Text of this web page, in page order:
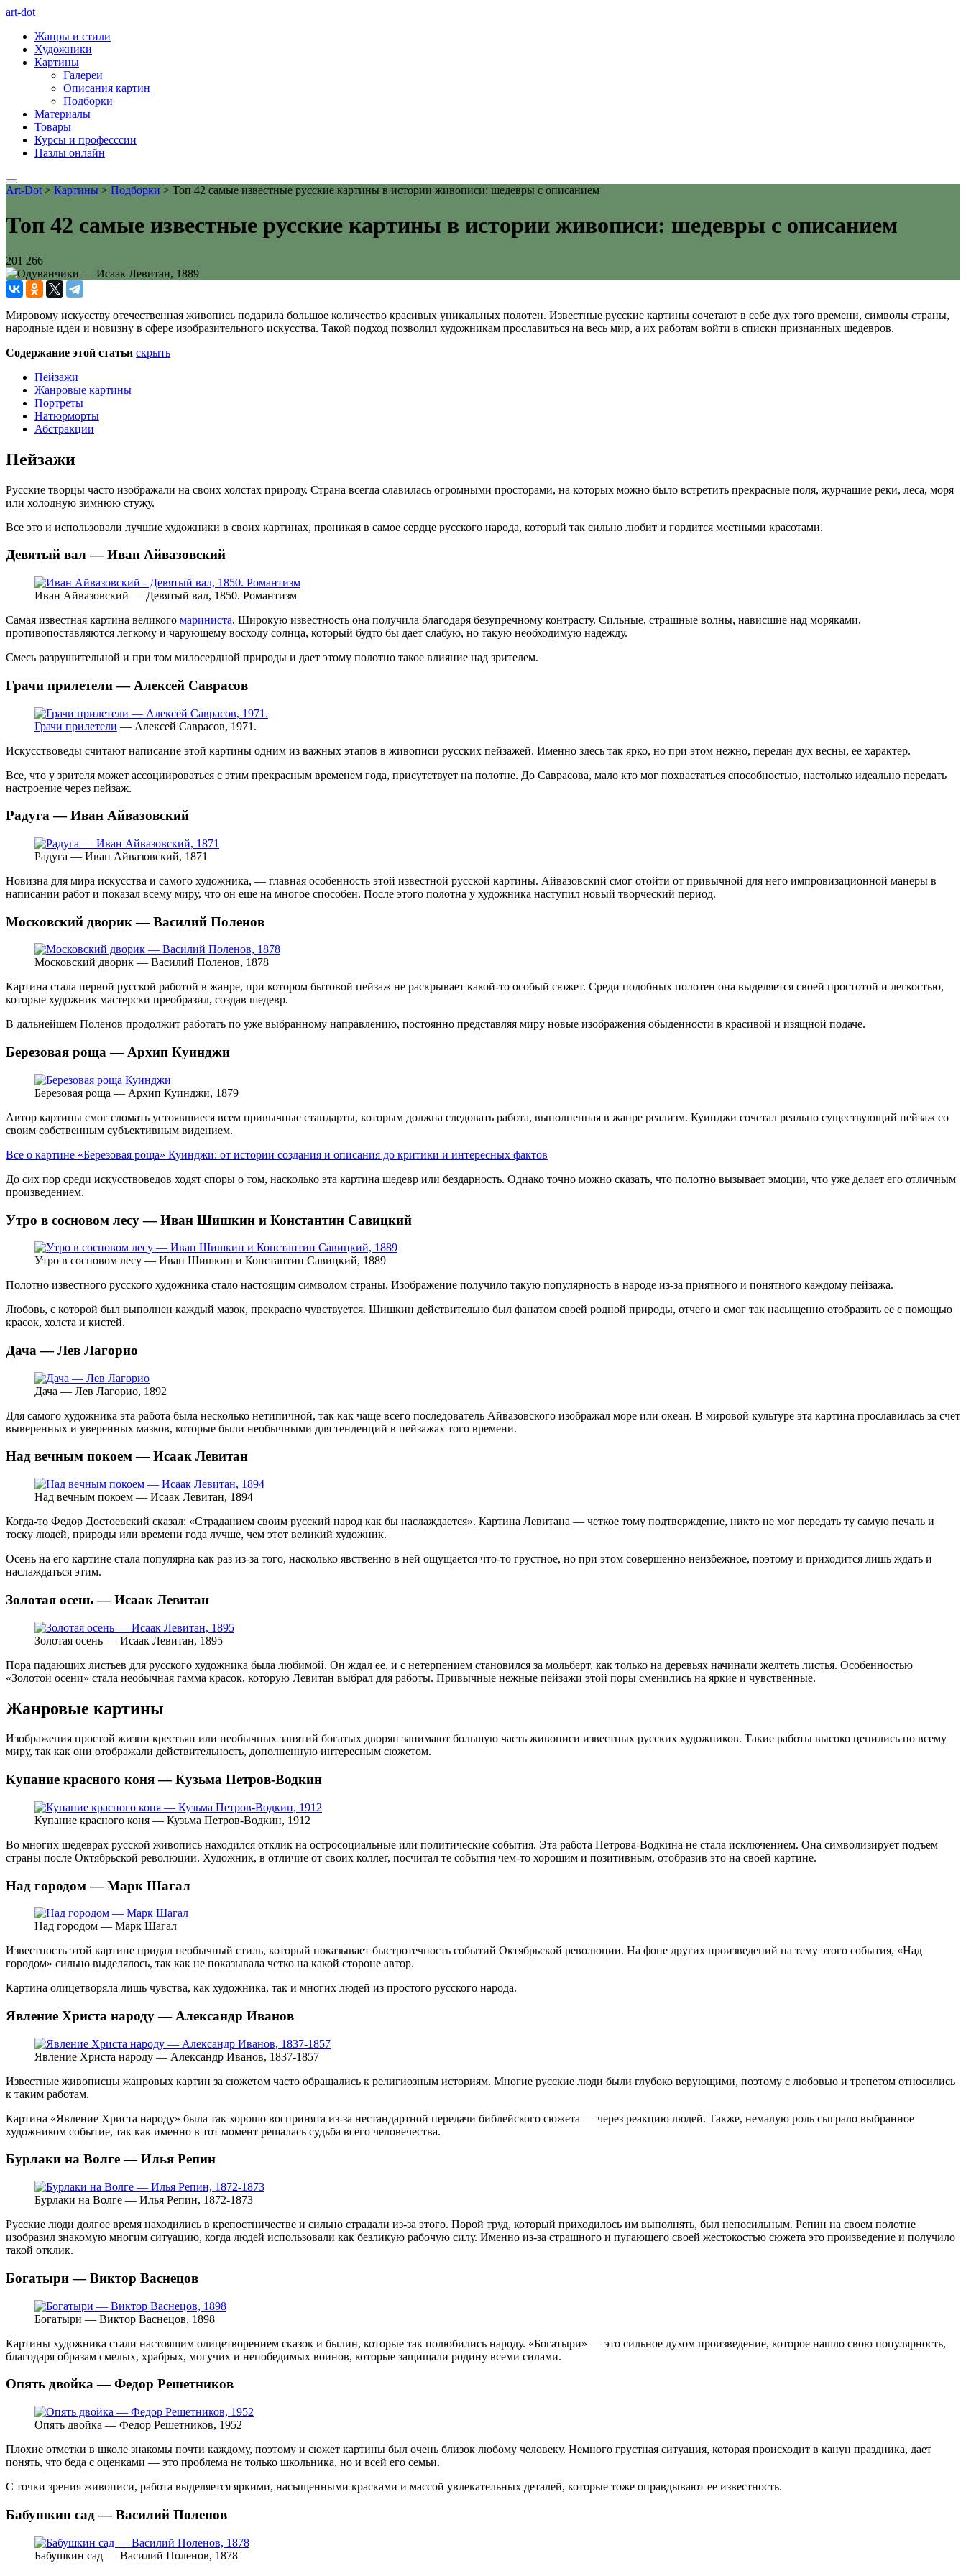
art-dot
Жанры и стили
Художники
Картины
Галереи
Описания картин
Подборки
Материалы
Товары
Курсы и професссии
Пазлы онлайн
Art-Dot > Картины > Подборки > Топ 42 самые известные русские картины в истории живописи: шедевры с описанием
Топ 42 самые известные русские картины в истории живописи: шедевры с описанием
201 266
Мировому искусству отечественная живопись подарила большое количество красивых уникальных полотен. Известные русские картины сочетают в себе дух того времени, символы страны,
народные идеи и новизну в сфере изобразительного искусства. Такой подход позволил художникам прославиться на весь мир, а их работам войти в списки признанных шедевров.
Содержание этой статьи скрыть
Пейзажи
Жанровые картины
Портреты
Натюрморты
Абстракции
Пейзажи
Русские творцы часто изображали на своих холстах природу. Страна всегда славилась огромными просторами, на которых можно было встретить прекрасные поля, журчащие реки, леса, моря
или холодную зимнюю стужу.
Все это и использовали лучшие художники в своих картинах, проникая в самое сердце русского народа, который так сильно любит и гордится местными красотами.
Девятый вал — Иван Айвазовский
Иван Айвазовский — Девятый вал, 1850. Романтизм
Самая известная картина великого мариниста. Широкую известность она получила благодаря безупречному контрасту. Сильные, страшные волны, нависшие над моряками,
противопоставляются легкому и чарующему восходу солнца, который будто бы дает слабую, но такую необходимую надежду.
Смесь разрушительной и при том милосердной природы и дает этому полотно такое влияние над зрителем.
Грачи прилетели — Алексей Саврасов
Грачи прилетели — Алексей Саврасов, 1971.
Искусствоведы считают написание этой картины одним из важных этапов в живописи русских пейзажей. Именно здесь так ярко, но при этом нежно, передан дух весны, ее характер.
Все, что у зрителя может ассоциироваться с этим прекрасным временем года, присутствует на полотне. До Саврасова, мало кто мог похвастаться способностью, настолько идеально передать
настроение через пейзаж.
Радуга — Иван Айвазовский
Радуга — Иван Айвазовский, 1871
Новизна для мира искусства и самого художника, — главная особенность этой известной русской картины. Айвазовский смог отойти от привычной для него импровизационной манеры в
написании работ и показал всему миру, что он еще на многое способен. После этого полотна у художника наступил новый творческий период.
Московский дворик — Василий Поленов
Московский дворик — Василий Поленов, 1878
Картина стала первой русской работой в жанре, при котором бытовой пейзаж не раскрывает какой-то особый сюжет. Среди подобных полотен она выделяется своей простотой и легкостью,
которые художник мастерски преобразил, создав шедевр.
В дальнейшем Поленов продолжит работать по уже выбранному направлению, постоянно представляя миру новые изображения обыденности в красивой и изящной подаче.
Березовая роща — Архип Куинджи
Березовая роща — Архип Куинджи, 1879
Автор картины смог сломать устоявшиеся всем привычные стандарты, которым должна следовать работа, выполненная в жанре реализм. Куинджи сочетал реально существующий пейзаж со
своим собственным субъективным видением.
Все о картине «Березовая роща» Куинджи: от истории создания и описания до критики и интересных фактов
До сих пор среди искусствоведов ходят споры о том, насколько эта картина шедевр или бездарность. Однако точно можно сказать, что полотно вызывает эмоции, что уже делает его отличным
произведением.
Утро в сосновом лесу — Иван Шишкин и Константин Савицкий
Утро в сосновом лесу — Иван Шишкин и Константин Савицкий, 1889
Полотно известного русского художника стало настоящим символом страны. Изображение получило такую популярность в народе из-за приятного и понятного каждому пейзажа.
Любовь, с которой был выполнен каждый мазок, прекрасно чувствуется. Шишкин действительно был фанатом своей родной природы, отчего и смог так насыщенно отобразить ее с помощью
красок, холста и кистей.
Дача — Лев Лагорио
Дача — Лев Лагорио, 1892
Для самого художника эта работа была несколько нетипичной, так как чаще всего последователь Айвазовского изображал море или океан. В мировой культуре эта картина прославилась за счет
выверенных и уверенных мазков, которые были необычными для тенденций в пейзажах того времени.
Над вечным покоем — Исаак Левитан
Над вечным покоем — Исаак Левитан, 1894
Когда-то Федор Достоевский сказал: «Страданием своим русский народ как бы наслаждается». Картина Левитана — четкое тому подтверждение, никто не мог передать ту самую печаль и
тоску людей, природы или времени года лучше, чем этот великий художник.
Осень на его картине стала популярна как раз из-за того, насколько явственно в ней ощущается что-то грустное, но при этом совершенно неизбежное, поэтому и приходится лишь ждать и
наслаждаться этим.
Золотая осень — Исаак Левитан
Золотая осень — Исаак Левитан, 1895
Пора падающих листьев для русского художника была любимой. Он ждал ее, и с нетерпением становился за мольберт, как только на деревьях начинали желтеть листья. Особенностью
«Золотой осени» стала необычная гамма красок, которую Левитан выбрал для работы. Привычные нежные пейзажи этой поры сменились на яркие и чувственные.
Жанровые картины
Изображения простой жизни крестьян или необычных занятий богатых дворян занимают большую часть живописи известных русских художников. Такие работы высоко ценились по всему
миру, так как они отображали действительность, дополненную интересным сюжетом.
Купание красного коня — Кузьма Петров-Водкин
Купание красного коня — Кузьма Петров-Водкин, 1912
Во многих шедеврах русской живопись находился отклик на остросоциальные или политические события. Эта работа Петрова-Водкина не стала исключением. Она символизирует подъем
страны после Октябрьской революции. Художник, в отличие от своих коллег, посчитал те события чем-то хорошим и позитивным, отобразив это на своей картине.
Над городом — Марк Шагал
Над городом — Марк Шагал
Известность этой картине придал необычный стиль, который показывает быстротечность событий Октябрьской революции. На фоне других произведений на тему этого события, «Над
городом» сильно выделялось, так как не показывала четко на какой стороне автор.
Картина олицетворяла лишь чувства, как художника, так и многих людей из простого русского народа.
Явление Христа народу — Александр Иванов
Явление Христа народу — Александр Иванов, 1837-1857
Известные живописцы жанровых картин за сюжетом часто обращались к религиозным историям. Многие русские люди были глубоко верующими, поэтому с любовью и трепетом относились
к таким работам.
Картина «Явление Христа народу» была так хорошо воспринята из-за нестандартной передачи библейского сюжета — через реакцию людей. Также, немалую роль сыграло выбранное
художником событие, так как именно в тот момент решалась судьба всего человечества.
Бурлаки на Волге — Илья Репин
Бурлаки на Волге — Илья Репин, 1872-1873
Русские люди долгое время находились в крепостничестве и сильно страдали из-за этого. Порой труд, который приходилось им выполнять, был непосильным. Репин на своем полотне
изобразил знакомую многим ситуацию, когда людей использовали как безликую рабочую силу. Именно из-за страшного и пугающего своей жестокостью сюжета это произведение и получило
такой отклик.
Богатыри — Виктор Васнецов
Богатыри — Виктор Васнецов, 1898
Картины художника стали настоящим олицетворением сказок и былин, которые так полюбились народу. «Богатыри» — это сильное духом произведение, которое нашло свою популярность,
благодаря образам смелых, храбрых, могучих и непобедимых воинов, которые защищали родину всеми силами.
Опять двойка — Федор Решетников
Опять двойка — Федор Решетников, 1952
Плохие отметки в школе знакомы почти каждому, поэтому и сюжет картины был очень близок любому человеку. Немного грустная ситуация, которая происходит в канун праздника, дает
понять, что беда с оценками — это проблема не только школьника, но и всей его семьи.
С точки зрения живописи, работа выделяется яркими, насыщенными красками и массой увлекательных деталей, которые тоже оправдывают ее известность.
Бабушкин сад — Василий Поленов
Бабушкин сад — Василий Поленов, 1878